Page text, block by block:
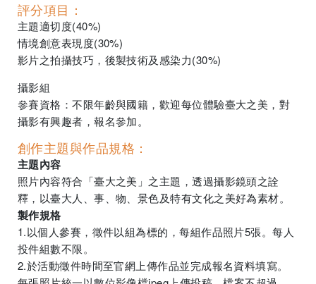
評分項目：
主題適切度(40%)
情境創意表現度(30%)
影片之拍攝技巧，後製技術及感染力(30%)
攝影組
參賽資格：不限年齡與國籍，歡迎每位體驗臺大之美，對
攝影有興趣者，報名參加。
創作主題與作品規格：
主題內容
照片內容符合「臺大之美」之主題，透過攝影鏡頭之詮
釋，以臺大人、事、物、景色及特有文化之美好為素材。
製作規格
1.以個人參賽，徵件以組為標的，每組作品照片5張。每人
投件組數不限。
2.於活動徵件時間至官網上傳作品並完成報名資料填寫。